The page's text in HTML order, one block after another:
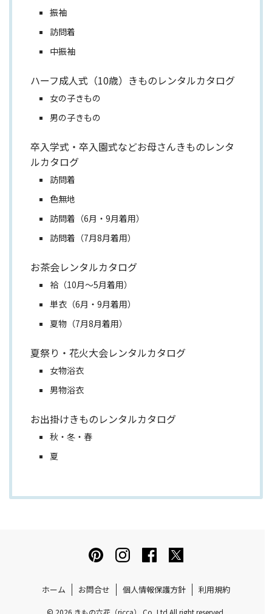
振袖
訪問着
中振袖
ハーフ成人式（10歳）きものレンタルカタログ
女の子きもの
男の子きもの
卒入学式・卒入園式などお母さんきものレンタ
ルカタログ
訪問着
色無地
訪問着（6月・9月着用）
訪問着（7月8月着用）
お茶会レンタルカタログ
袷（10月～5月着用）
単衣（6月・9月着用）
夏物（7月8月着用）
夏祭り・花火大会レンタルカタログ
女物浴衣
男物浴衣
お出掛けきものレンタルカタログ
秋・冬・春
夏
ホーム お問合せ 個人情報保護方針 利用規約
© 2026 きもの六花（ricca）.Co.,Ltd All right reserved.